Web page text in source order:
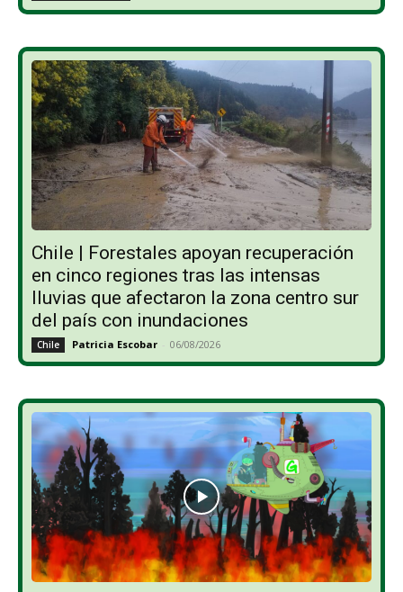
Chile | Forestales apoyan recuperación
en cinco regiones tras las intensas
lluvias que afectaron la zona centro sur
del país con inundaciones
Chile Patricia Escobar - 06/08/2026